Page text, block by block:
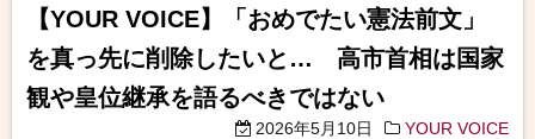
【YOUR VOICE】「おめでたい憲法前文」
を真っ先に削除したいと… 高市首相は国家
観や皇位継承を語るべきではない
2026年5月10日 YOUR VOICE